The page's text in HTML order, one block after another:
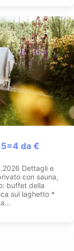
da €
Dettagli e
con sauna,
buffet della
sul laghetto *